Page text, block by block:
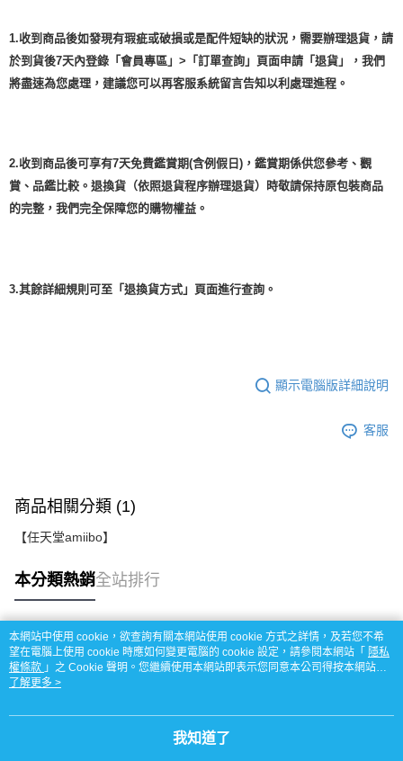
1.收到商品後如發現有瑕疵或破損或是配件短缺的狀況，需要辦理退貨，請
於到貨後7天內登錄「會員專區」>「訂單查詢」頁面申請「退貨」，我們
將盡速為您處理，建議您可以再客服系統留言告知以利處理進程。
2.收到商品後可享有7天免費鑑賞期(含例假日)，鑑賞期係供您參考、觀
賞、品鑑比較。退換貨（依照退貨程序辦理退貨）時敬請保持原包裝商品
的完整，我們完全保障您的購物權益。
3.其餘詳細規則可至「退換貨方式」頁面進行查詢。
顯示電腦版詳細說明
客服
商品相關分類 (1)
【任天堂amiibo】
本分類熱銷全站排行
熱門標籤
本網站中使用 cookie，欲查詢有關本網站使用 cookie 方式之詳情，及若您不希
望在電腦上使用 cookie 時應如何變更電腦的 cookie 設定，請參閱本網站「 隱私
權條款 」之 Cookie 聲明。您繼續使用本網站即表示您同意本公司得按本網站使
用條款之 Cookie 聲明使用 cookie。
了解更多 >
我知道了